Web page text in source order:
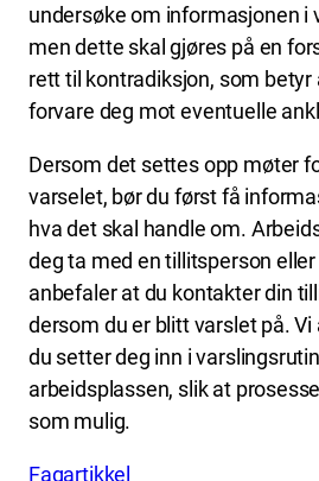
undersøke om informasjonen i
men dette skal gjøres på en
rett til kontradiksjon, som betyr
forvare deg mot eventuelle
Dersom det settes opp møter
varselet, bør du først få
hva det skal handle om.
deg ta med en tillitsperson
anbefaler at du kontakter din
dersom du er blitt varslet på.
du setter deg inn i
arbeidsplassen, slik at
som mulig.
Fagartikkel